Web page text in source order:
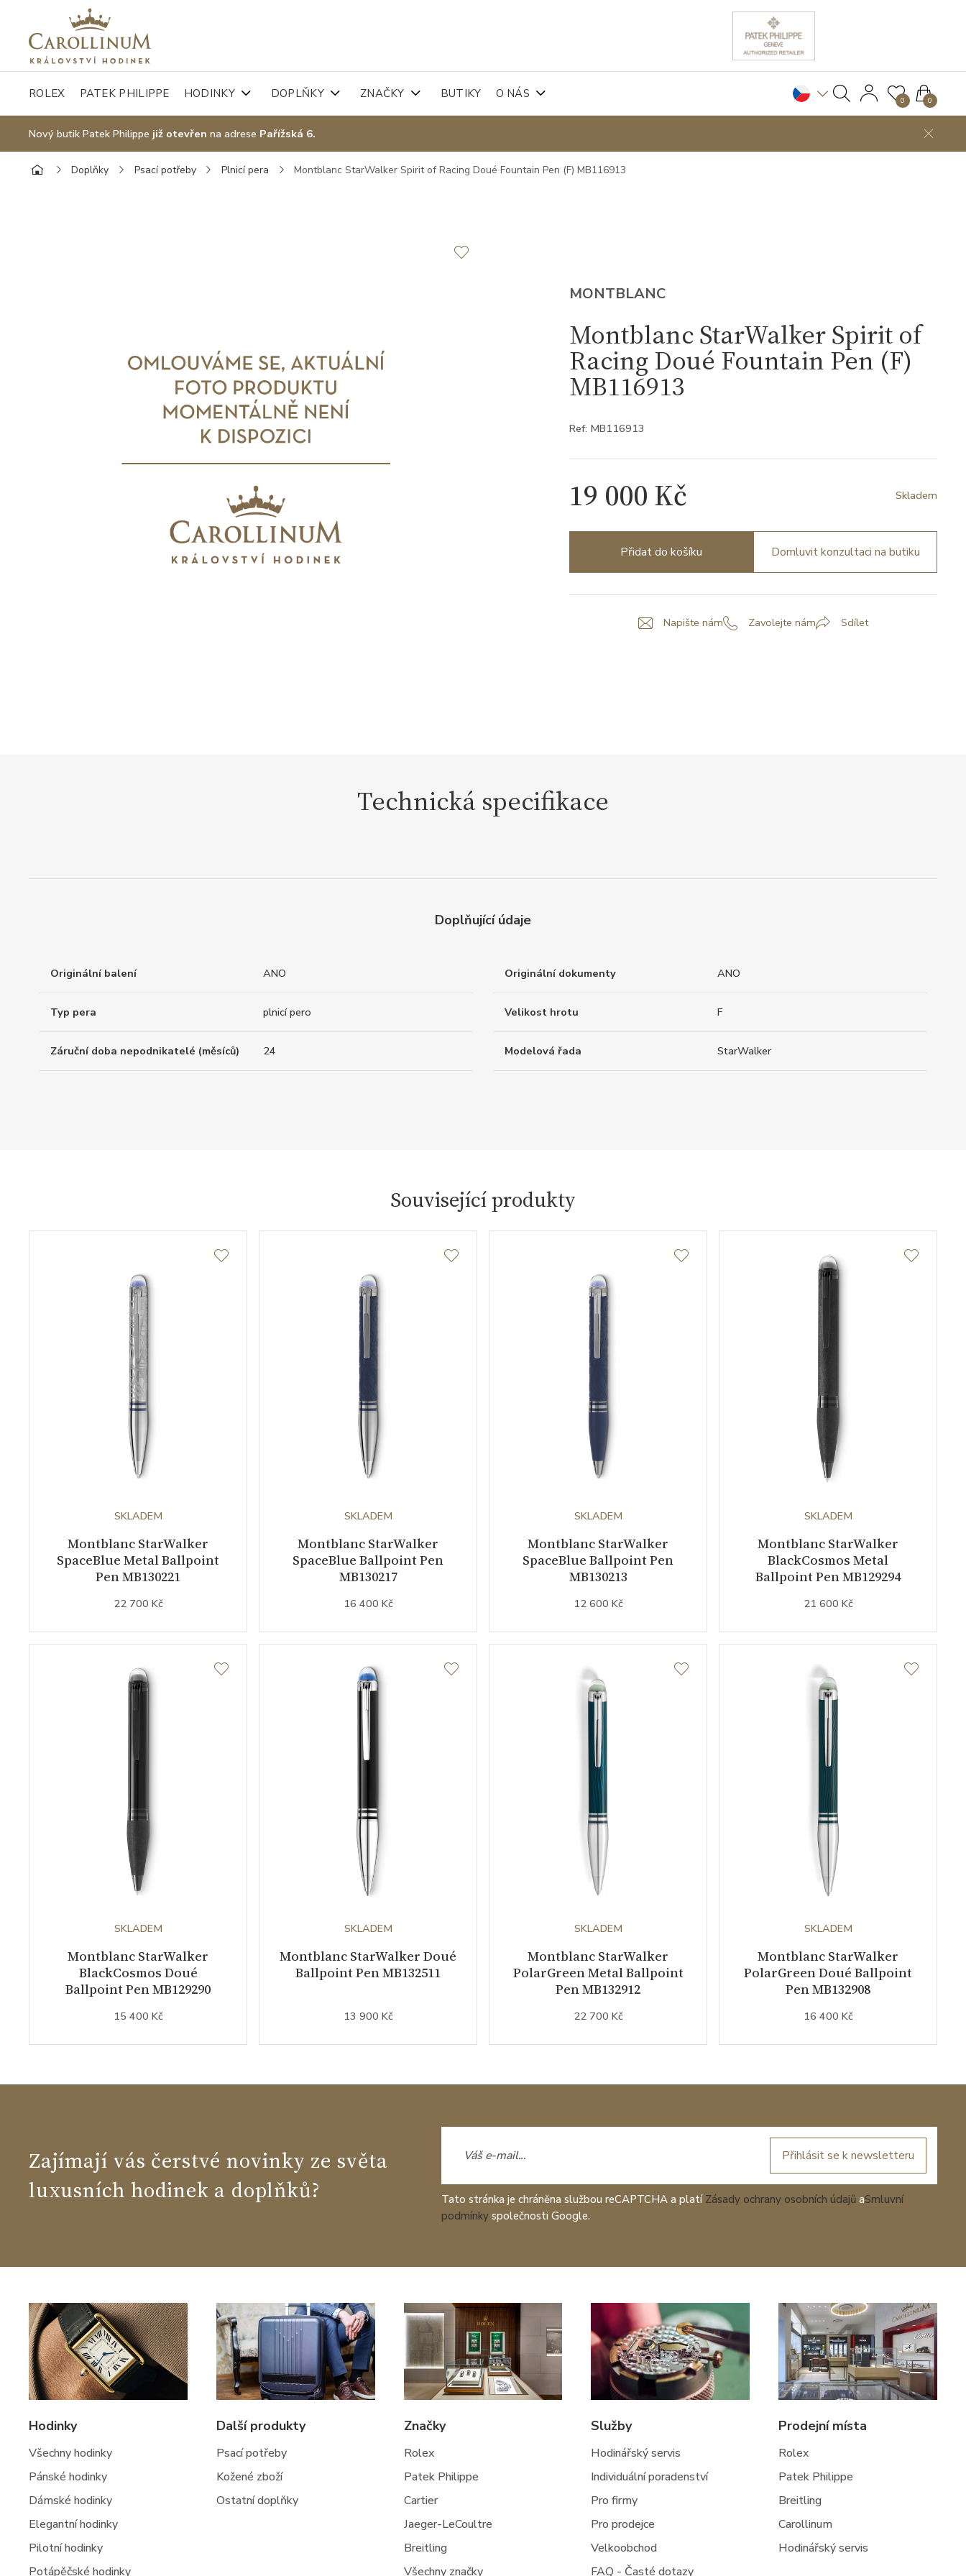
ROLEX PATEK PHILIPPE HODINKY DOPLŇKY ZNAČKY BUTIKY O NÁS 0 0
Nový butik Patek Philippe již otevřen na adrese Pařížská 6.
Doplňky Psací potřeby Plnicí pera Montblanc StarWalker Spirit of Racing Doué Fountain Pen (F) MB116913
MONTBLANC
Montblanc StarWalker Spirit of
Racing Doué Fountain Pen (F)
MB116913
Ref: MB116913
19 000 Kč Skladem
Přidat do košíku Domluvit konzultaci na butiku
Napište nám Zavolejte nám Sdílet
Technická specifikace
Doplňující údaje
Originální balení ANO Originální dokumenty ANO
Typ pera plnicí pero Velikost hrotu F
Záruční doba nepodnikatelé (měsíců) 24 Modelová řada StarWalker
Související produkty
SKLADEM
Montblanc StarWalker
SpaceBlue Metal Ballpoint
Pen MB130221
22 700 Kč
SKLADEM
Montblanc StarWalker
SpaceBlue Ballpoint Pen
MB130217
16 400 Kč
SKLADEM
Montblanc StarWalker
SpaceBlue Ballpoint Pen
MB130213
12 600 Kč
SKLADEM
Montblanc StarWalker
BlackCosmos Metal
Ballpoint Pen MB129294
21 600 Kč
SKLADEM
Montblanc StarWalker
BlackCosmos Doué
Ballpoint Pen MB129290
15 400 Kč
SKLADEM
Montblanc StarWalker Doué
Ballpoint Pen MB132511
13 900 Kč
SKLADEM
Montblanc StarWalker
PolarGreen Metal Ballpoint
Pen MB132912
22 700 Kč
SKLADEM
Montblanc StarWalker
PolarGreen Doué Ballpoint
Pen MB132908
16 400 Kč
Zajímají vás čerstvé novinky ze světa
luxusních hodinek a doplňků?
Přihlásit se k newsletteru
Tato stránka je chráněna službou reCAPTCHA a platí Zásady ochrany osobních údajů aSmluvní
podmínky společnosti Google.
Hodinky
Všechny hodinky
Pánské hodinky
Dámské hodinky
Elegantní hodinky
Pilotní hodinky
Potápěčské hodinky
Další produkty
Psací potřeby
Kožené zboží
Ostatní doplňky
Značky
Rolex
Patek Philippe
Cartier
Jaeger-LeCoultre
Breitling
Všechny značky
Služby
Hodinářský servis
Individuální poradenství
Pro firmy
Pro prodejce
Velkoobchod
FAQ - Časté dotazy
Prodejní místa
Rolex
Patek Philippe
Breitling
Carollinum
Hodinářský servis